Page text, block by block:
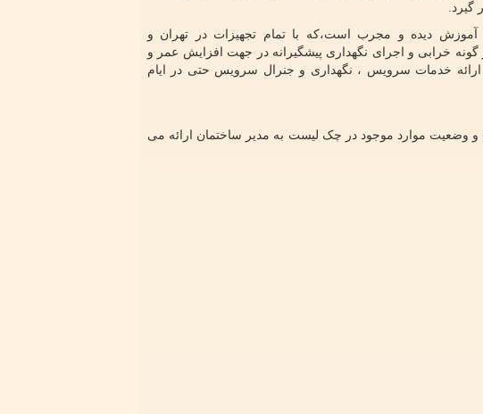
گیرد.
دیده و مجرب است،که با تمام تجهیزات در تهران و
خرابی و اجرای نگهداری پیشگیرانه در جهت افزایش عمر و
ارائه خدمات سرویس ، نگهداری و جنرال سرویس حتی در ایام
وضعیت موارد موجود در چک لیست به مدیر ساختمان ارائه می